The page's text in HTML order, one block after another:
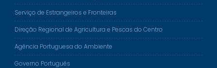
Serviço de Estrangeiros e Fronteiras
Direção Regional de Agricultura e Pescas do Centro
Agência Portuguesa do Ambiente
Governo Português